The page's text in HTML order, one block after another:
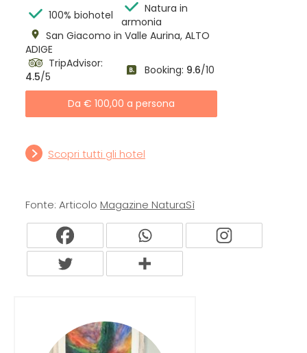
100% biohotel
Natura in
armonia
San Giacomo in Valle Aurina, ALTO
ADIGE
TripAdvisor:
4.5/5 Booking: 9.6/10
Da € 100,00 a persona
Scopri tutti gli hotel
Fonte: Articolo Magazine NaturaSì